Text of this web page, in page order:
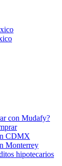
con Mudafy?
CDMX
Monterrey
hipotecarios